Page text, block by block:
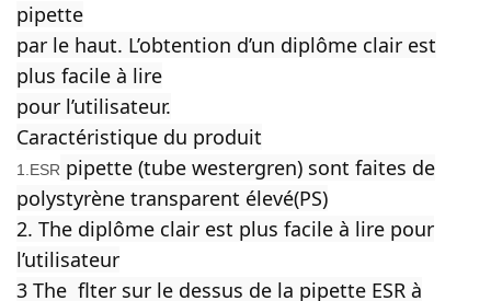
pipette
par le haut. L’obtention d’un diplôme clair est
plus facile à lire
pour l’utilisateur.
Caractéristique du produit
1.ESR pipette (tube westergren) sont faites de
polystyrène transparent élevé(PS)
2. The diplôme clair est plus facile à lire pour
l’utilisateur
3 The flter sur le dessus de la pipette ESR à